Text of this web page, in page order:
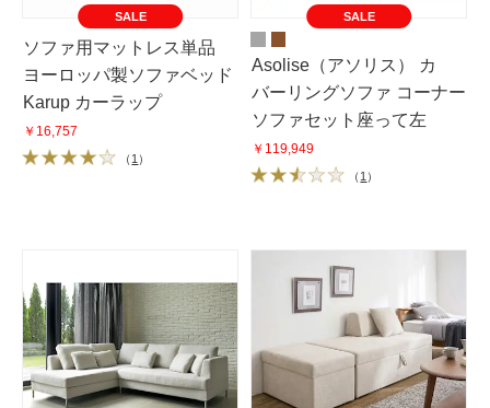
SALE
ソファ用マットレス単品
ヨーロッパ製ソファベッド
Karup カーラップ
￥16,757
（1）
SALE
Asolise（アソリス） カ
バーリングソファ コーナー
ソファセット座って左
￥119,949
（ 1 ）